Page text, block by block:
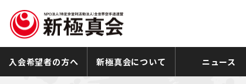
入会希望者の方へ 新極真会について ニュース